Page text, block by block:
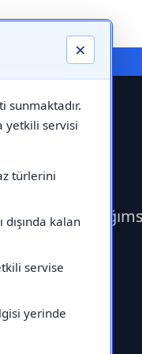
×
sunmaktadır.
yetkili servisi
türlerini
kalan
servise
yerinde
Servis" Hizmeti